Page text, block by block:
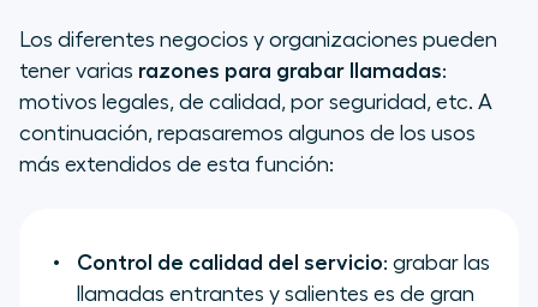
Los diferentes negocios y organizaciones pueden
tener varias razones para grabar llamadas:
motivos legales, de calidad, por seguridad, etc. A
continuación, repasaremos algunos de los usos
más extendidos de esta función:
Control de calidad del servicio: grabar las
llamadas entrantes y salientes es de gran